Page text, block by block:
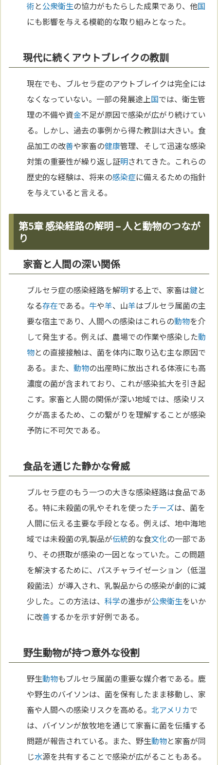
術と公衆衛生の協力がもたらした成果であり、他国
にも影響を与える模範的な取り組みとなった。
現代に続くアウトブレイクの教訓
現在でも、ブルセラ症のアウトブレイクは完全には
なくなっていない。一部の発展途上国では、衛生管
理の不備や資金不足が原因で感染が広がり続けてい
る。しかし、過去の事例から得た教訓は大きい。食
品加工の改善や家畜の健康管理、そして迅速な感染
対策の重要性が繰り返し証明されてきた。これらの
歴史的な経験は、将来の感染症に備えるための指針
を与えていると言える。
第5章 感染経路の解明 – 人と動物のつなが
り
家畜と人間の深い関係
ブルセラ症の感染経路を解明する上で、家畜は鍵と
なる存在である。 牛や羊、山羊はブルセラ属菌の主
要な宿主であり、人間への感染はこれらの動物を介
して発生する。例えば、農場での作業や感染した動
物との直接接触は、菌を体内に取り込む主な原因で
ある。また、動物の出産時に放出される体液にも高
濃度の菌が含まれており、これが感染拡大を引き起
こす。家畜と人間の関係が深い地域では、感染リス
クが高まるため、この繋がりを理解することが感染
予防に不可欠である。
食品を通じた静かな脅威
ブルセラ症のもう一つの大きな感染経路は食品であ
る。特に未殺菌の乳やそれを使ったチーズは、菌を
人間に伝える主要な手段となる。例えば、地中海地
域では未殺菌の乳製品が伝統的な食文化の一部であ
り、その摂取が感染の一因となっていた。この問題
を解決するために、パスチャライゼーション（低温
殺菌法）が導入され、乳製品からの感染が劇的に減
少した。この方法は、科学の進歩が公衆衛生をいか
に改善するかを示す好例である。
野生動物が持つ意外な役割
野生動物もブルセラ属菌の重要な媒介者である。鹿
や野生のバイソンは、菌を保有したまま移動し、家
畜や人間への感染リスクを高める。北アメリカで
は、バイソンが放牧地を通じて家畜に菌を伝播する
問題が報告されている。また、野生動物と家畜が同
じ水源を共有することで感染が広がることもある。